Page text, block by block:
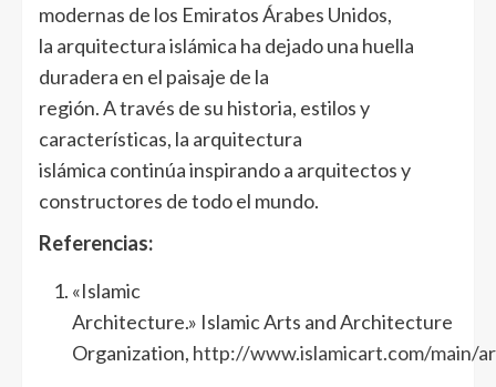
modernas de los Emiratos Árabes Unidos,
la arquitectura islámica ha dejado una huella
duradera en el paisaje de la
región. A través de su historia, estilos y
características, la arquitectura
islámica continúa inspirando a arquitectos y
constructores de todo el mundo.
Referencias:
«Islamic
Architecture.» Islamic Arts and Architecture
Organization, http://www.islamicart.com/main/